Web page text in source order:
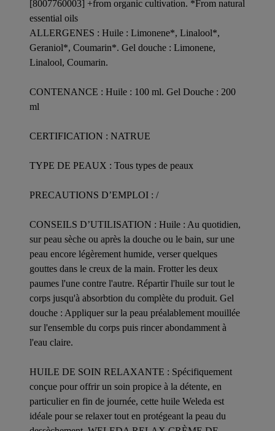
[8007760003] +from organic cultivation. *From natural
essential oils
ALLERGENES : Huile : Limonene*, Linalool*,
Geraniol*, Coumarin*. Gel douche : Limonene,
Linalool, Coumarin.
CONTENANCE : Huile : 100 ml. Gel Douche : 200
ml
CERTIFICATION : NATRUE
TYPE DE PEAUX : Tous types de peaux
PRECAUTIONS D’EMPLOI : /
CONSEILS D’UTILISATION : Huile : Au quotidien,
sur peau sèche ou après la douche ou le bain, sur une
peau encore légèrement humide, verser quelques
gouttes dans le creux de la main. Frotter les deux
paumes l'une contre l'autre. Répartir l'huile sur tout le
corps jusqu'à absorbtion du complète du produit. Gel
douche : Appliquer sur la peau préalablement mouillée
sur l'ensemble du corps puis rincer abondamment à
l'eau claire.
HUILE DE SOIN RELAXANTE : Spécifiquement
conçue pour offrir un soin propice à la détente, en
particulier en fin de journée, cette huile Weleda est
idéale pour se relaxer tout en protégeant la peau du